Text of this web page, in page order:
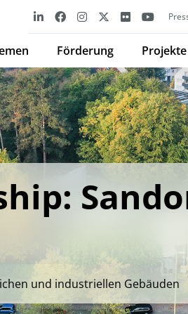
Förderung Projekte
und industriellen Gebäuden